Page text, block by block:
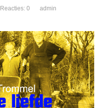
Reacties: 0 admin